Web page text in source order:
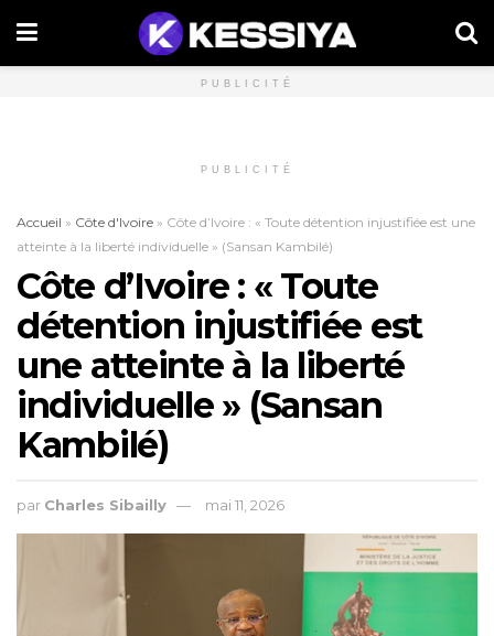
PUBLICITÉ
PUBLICITÉ
Accueil » Côte d'Ivoire » Côte d’Ivoire : « Toute détention injustifiée est une
atteinte à la liberté individuelle » (Sansan Kambilé)
Côte d’Ivoire : « Toute
détention injustifiée est
une atteinte à la liberté
individuelle » (Sansan
Kambilé)
par Charles Sibailly mai 11, 2026